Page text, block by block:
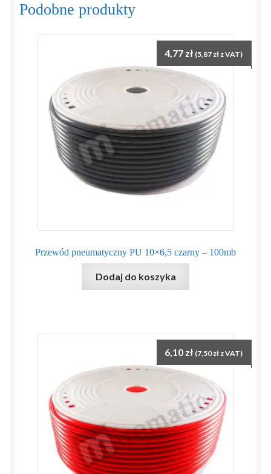
Podobne produkty
Przewód pneumatyczny PU 10×6,5 czarny – 100mb
4,77 zł (5,87złz VAT)
Dodaj do koszyka
6,10 zł (7,50złz VAT)